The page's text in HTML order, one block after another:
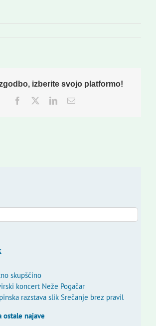
izberite svojo platformo!
Facebook
TwitterLinkedInEmail
skupščino
koncert Neže Pogačar
razstava slik Srečanje brez pravil
ostale najave